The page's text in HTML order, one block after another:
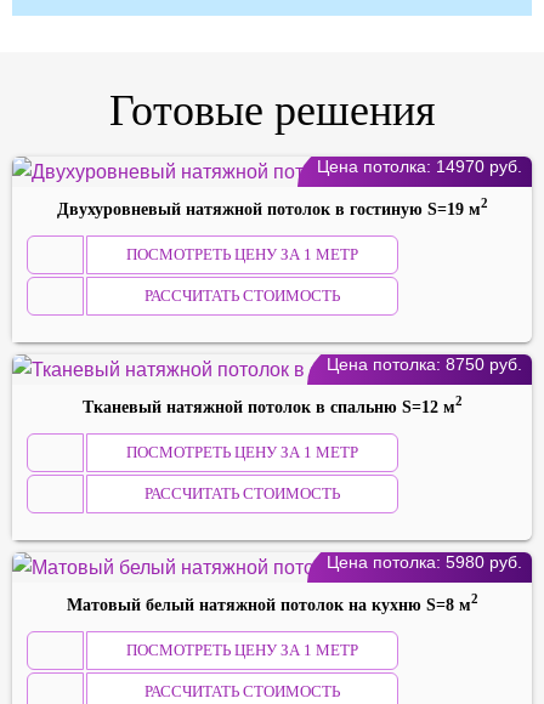
Готовые решения
Цена потолка: 14970 руб.
Двухуровневый натяжной потолок в гостиную S=19 м2
ПОСМОТРЕТЬ ЦЕНУ ЗА 1 МЕТР
РАССЧИТАТЬ СТОИМОСТЬ
Цена потолка: 8750 руб.
Тканевый натяжной потолок в спальню S=12 м2
ПОСМОТРЕТЬ ЦЕНУ ЗА 1 МЕТР
РАССЧИТАТЬ СТОИМОСТЬ
Цена потолка: 5980 руб.
Maтoвый белый натяжной потолок на кyxню S=8 м2
ПОСМОТРЕТЬ ЦЕНУ ЗА 1 МЕТР
РАССЧИТАТЬ СТОИМОСТЬ